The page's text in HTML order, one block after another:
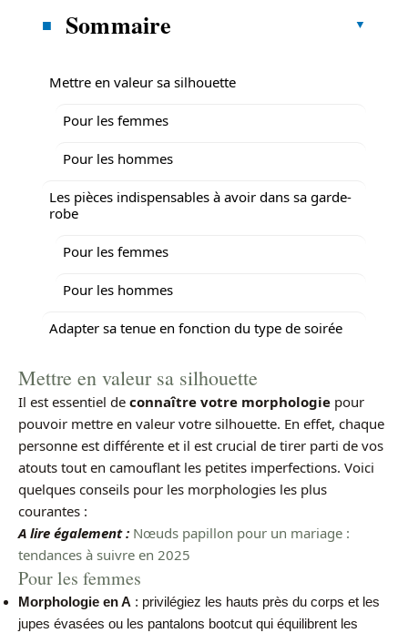
Sommaire
Mettre en valeur sa silhouette
Pour les femmes
Pour les hommes
Les pièces indispensables à avoir dans sa garde-
robe
Pour les femmes
Pour les hommes
Adapter sa tenue en fonction du type de soirée
Mettre en valeur sa silhouette
Il est essentiel de connaître votre morphologie pour
pouvoir mettre en valeur votre silhouette. En effet, chaque
personne est différente et il est crucial de tirer parti de vos
atouts tout en camouflant les petites imperfections. Voici
quelques conseils pour les morphologies les plus
courantes :
A lire également : Nœuds papillon pour un mariage :
tendances à suivre en 2025
Pour les femmes
Morphologie en A : privilégiez les hauts près du corps et les
jupes évasées ou les pantalons bootcut qui équilibrent les